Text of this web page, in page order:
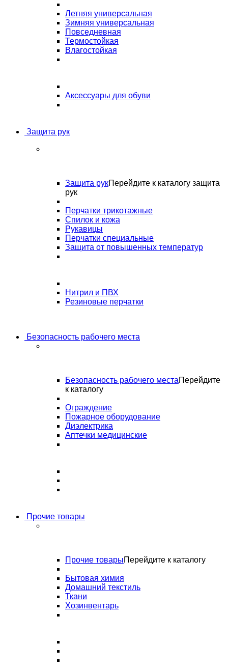
Летняя универсальная
Зимняя универсальная
Повседневная
Термостойкая
Влагостойкая
Аксессуары для обуви
Защита рук
Защита рукПерейдите к каталогу защита
рук
Перчатки трикотажные
Спилок и кожа
Рукавицы
Перчатки специальные
Защита от повышенных температур
Нитрил и ПВХ
Резиновые перчатки
Безопасность рабочего места
Безопасность рабочего местаПерейдите
к каталогу
Ограждение
Пожарное оборудование
Диэлектрика
Аптечки медицинские
Прочие товары
Прочие товарыПерейдите к каталогу
Бытовая химия
Домашний текстиль
Ткани
Хозинвентарь